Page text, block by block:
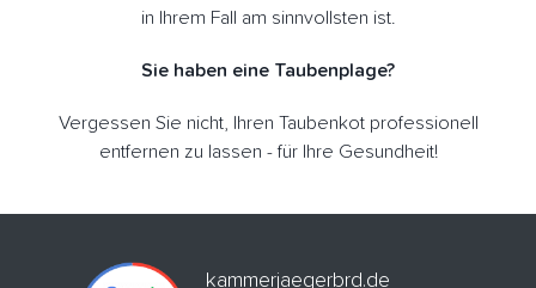
in Ihrem Fall am sinnvollsten ist.
Sie haben eine Taubenplage?
Vergessen Sie nicht, Ihren Taubenkot professionell
entfernen zu lassen - für Ihre Gesundheit!
kammerjaegerbrd.de